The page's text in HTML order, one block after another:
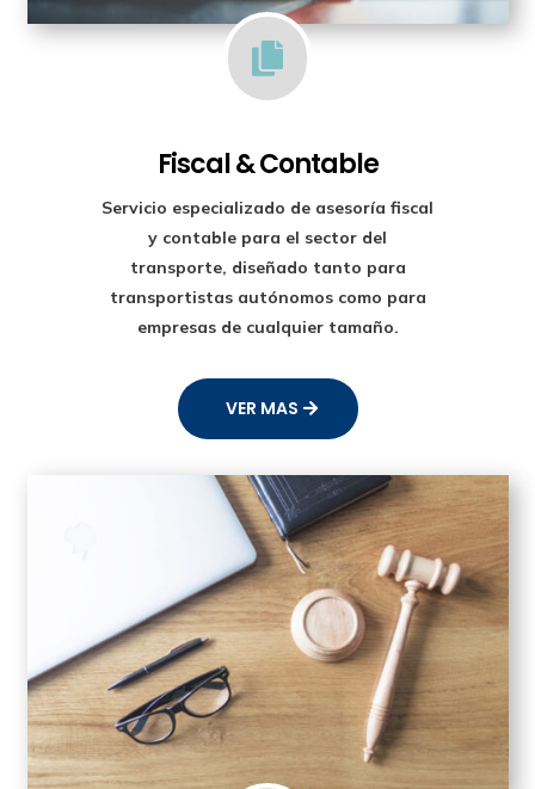

Fiscal & Contable
Servicio especializado de asesoría fiscal
y contable para el sector del
transporte, diseñado tanto para
transportistas autónomos como para
empresas de cualquier tamaño.
VER MAS